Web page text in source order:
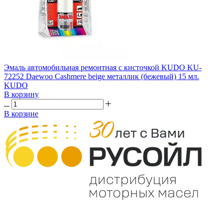
Эмаль автомобильная ремонтная с кисточкой KUDO KU-
72252 Daewoo Cashmere beige металлик (бежевый) 15 мл.
KUDO
В корзину
В корзине